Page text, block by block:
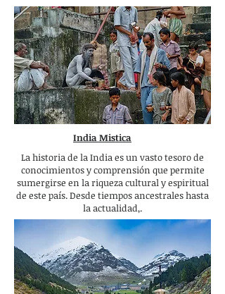
India Mistica
La historia de la India es un vasto tesoro de
conocimientos y comprensión que permite
sumergirse en la riqueza cultural y espiritual
de este país. Desde tiempos ancestrales hasta
la actualidad,.